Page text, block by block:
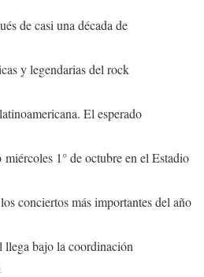
de casi una década de
y legendarias del rock
El esperado
1° de octubre en el Estadio
conciertos más importantes del año
llega bajo la coordinación